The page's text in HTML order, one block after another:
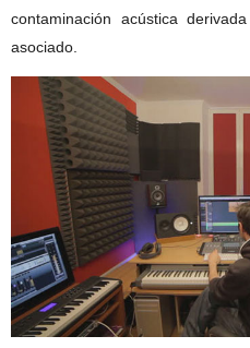
contaminación acústica
asociado.